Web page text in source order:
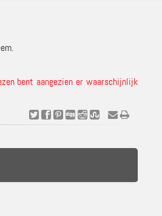
bent aangezien er waarschijnlijk